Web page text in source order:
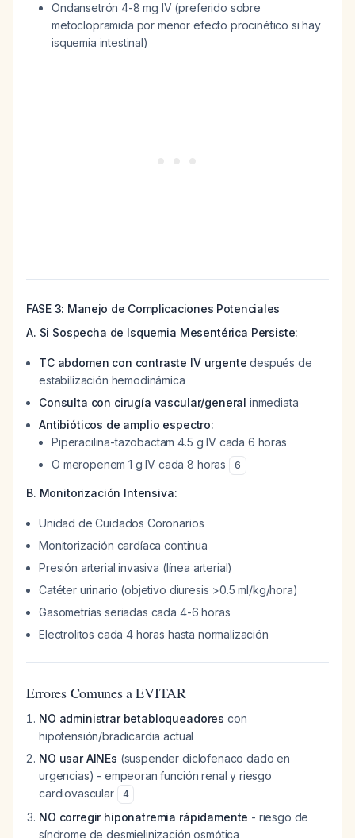
Ondansetrón 4-8 mg IV (preferido sobre
metoclopramida por menor efecto procinético si hay
isquemia intestinal)
FASE 3: Manejo de Complicaciones Potenciales
A. Si Sospecha de Isquemia Mesentérica Persiste:
TC abdomen con contraste IV urgente después de
estabilización hemodinámica
Consulta con cirugía vascular/general inmediata
Antibióticos de amplio espectro:
Piperacilina-tazobactam 4.5 g IV cada 6 horas
O meropenem 1 g IV cada 8 horas
6
B. Monitorización Intensiva:
Unidad de Cuidados Coronarios
Monitorización cardíaca continua
Presión arterial invasiva (línea arterial)
Catéter urinario (objetivo diuresis >0.5 ml/kg/hora)
Gasometrías seriadas cada 4-6 horas
Electrolitos cada 4 horas hasta normalización
Errores Comunes a EVITAR
NO administrar betabloqueadores con
hipotensión/bradicardia actual
NO usar AINEs (suspender diclofenaco dado en
urgencias) - empeoran función renal y riesgo
cardiovascular
4
NO corregir hiponatremia rápidamente - riesgo de
síndrome de desmielinización osmótica